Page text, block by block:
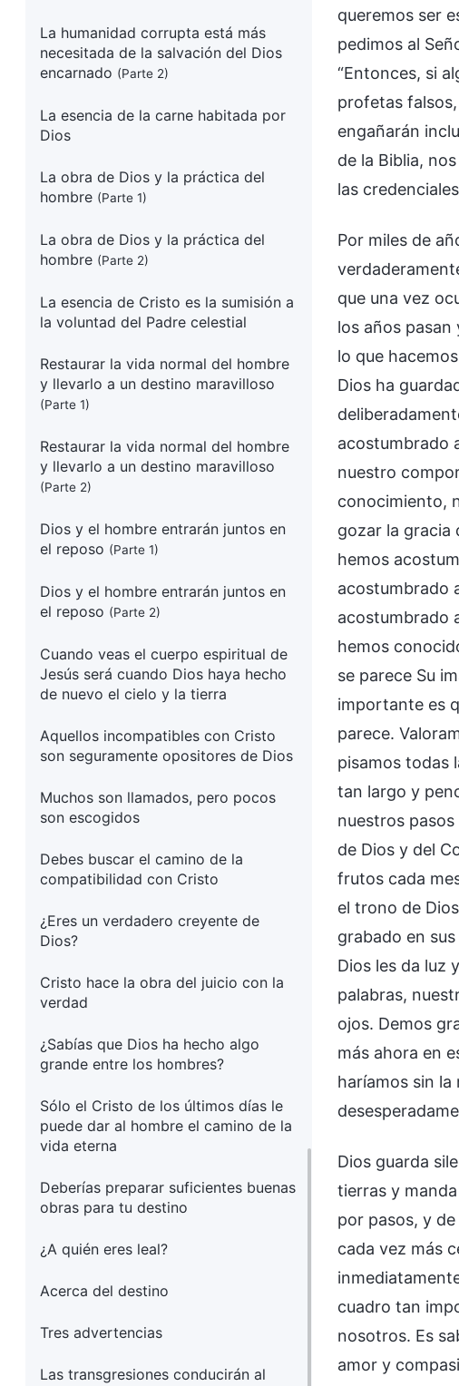
La humanidad corrupta está más
necesitada de la salvación del Dios
encarnado (Parte 2)
La esencia de la carne habitada por
Dios
La obra de Dios y la práctica del
hombre (Parte 1)
La obra de Dios y la práctica del
hombre (Parte 2)
La esencia de Cristo es la sumisión a
la voluntad del Padre celestial
Restaurar la vida normal del hombre
y llevarlo a un destino maravilloso
(Parte 1)
Restaurar la vida normal del hombre
y llevarlo a un destino maravilloso
(Parte 2)
Dios y el hombre entrarán juntos en
el reposo (Parte 1)
Dios y el hombre entrarán juntos en
el reposo (Parte 2)
Cuando veas el cuerpo espiritual de
Jesús será cuando Dios haya hecho
de nuevo el cielo y la tierra
Aquellos incompatibles con Cristo
son seguramente opositores de Dios
Muchos son llamados, pero pocos
son escogidos
Debes buscar el camino de la
compatibilidad con Cristo
¿Eres un verdadero creyente de
Dios?
Cristo hace la obra del juicio con la
verdad
¿Sabías que Dios ha hecho algo
grande entre los hombres?
Sólo el Cristo de los últimos días le
puede dar al hombre el camino de la
vida eterna
Deberías preparar suficientes buenas
obras para tu destino
¿A quién eres leal?
Acerca del destino
Tres advertencias
Las transgresiones conducirán al
queremos ser
pedimos al
“Entonces, si
profetas
engañarán
de la Biblia,
las
Por miles de
que una vez
los años
lo que
Dios ha
acostumbrado
nuestro
conocimiento,
gozar la gracia
hemos
acostumbrado
acostumbrado
hemos
se parece Su
importante es
parece.
pisamos todas
tan largo y
nuestros
de Dios y del
frutos cada
el trono de
grabado en
Dios les da luz
palabras,
ojos. Demos
más ahora en
haríamos sin la
Dios guarda
tierras y
por pasos, y
cada vez más
cuadro tan
nosotros. Es
amor y